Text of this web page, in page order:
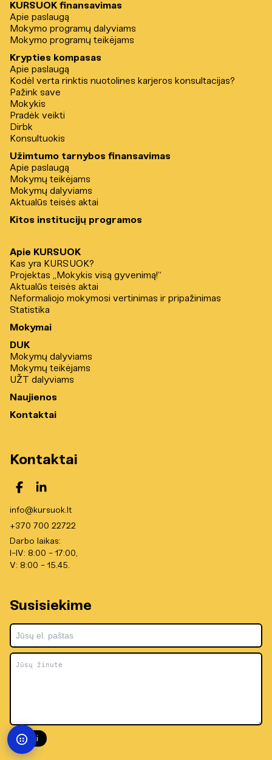
KURSUOK finansavimas
Apie paslaugą
Mokymo programų dalyviams
Mokymo programų teikėjams
Krypties kompasas
Apie paslaugą
Kodėl verta rinktis nuotolines karjeros konsultacijas?
Pažink save
Mokykis
Pradėk veikti
Dirbk
Konsultuokis
Užimtumo tarnybos finansavimas
Apie paslaugą
Mokymų teikėjams
Mokymų dalyviams
Aktualūs teisės aktai
Kitos institucijų programos
Apie KURSUOK
Kas yra KURSUOK?
Projektas „Mokykis visą gyvenimą!“
Aktualūs teisės aktai
Neformaliojo mokymosi vertinimas ir pripažinimas
Statistika
Mokymai
DUK
Mokymų dalyviams
Mokymų teikėjams
UŽT dalyviams
Naujienos
Kontaktai
Kontaktai
info@kursuok.lt
+370 700 22722
Darbo laikas:
I-IV: 8:00 - 17:00,
V: 8:00 - 15.45.
Susisiekime
Siųsti